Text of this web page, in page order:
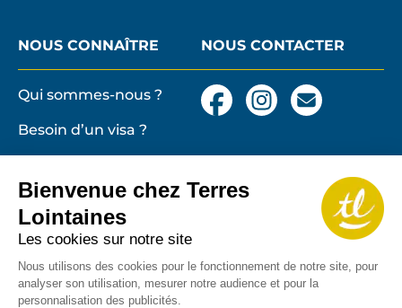
Bienvenue chez Terres
Lointaines
Les cookies sur notre site
Nous utilisons des cookies pour le fonctionnement de notre site, pour
analyser son utilisation, mesurer notre audience et pour la
personnalisation des publicités.
NOUS CONNAÎTRE
Qui sommes-nous ?
Besoin d’un visa ?
et particulières de
vente
Mentions légales,
Protection des
NOUS CONTACTER
FacebookInstagram
Nous
contacter
email
de